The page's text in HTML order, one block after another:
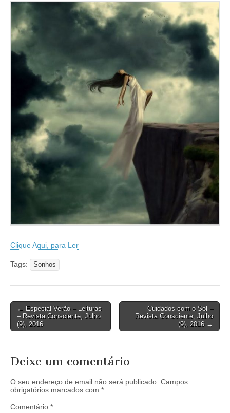
Clique Aqui, para Ler
Tags: Sonhos
Post
navigation
← Especial Verão – Leituras
– Revista Consciente, Julho
(9), 2016
Cuidados com o Sol –
Revista Consciente, Julho
(9), 2016 →
Deixe um comentário
O seu endereço de email não será publicado. Campos
obrigatórios marcados com *
Comentário *